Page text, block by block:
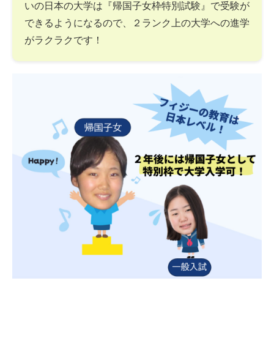
いの日本の大学は『帰国子女枠特別試験』で受験が
できるようになるので、２ランク上の大学への進学
がラクラクです！